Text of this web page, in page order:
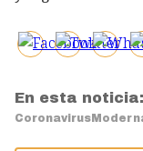
En esta noticia:
Coronavirus